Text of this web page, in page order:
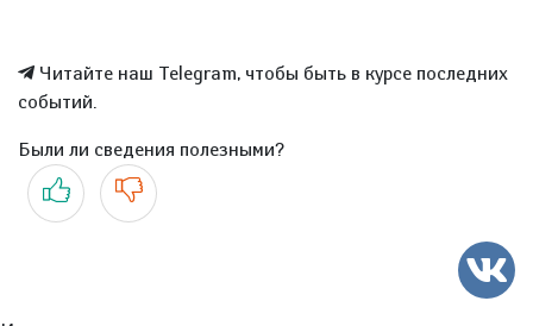
Читайте наш Telegram, чтобы быть в курсе последних
событий.
Были ли сведения полезными?
Да Нет